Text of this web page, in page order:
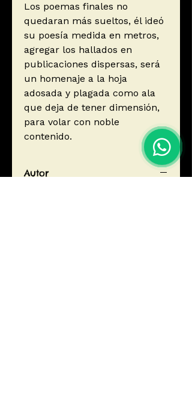
Los poemas finales no
quedaran más sueltos, él ideó
su poesía medida en metros,
agregar los hallados en
publicaciones dispersas, será
un homenaje a la hoja
adosada y plagada como ala
que deja de tener dimensión,
para volar con noble
contenido.
Autor